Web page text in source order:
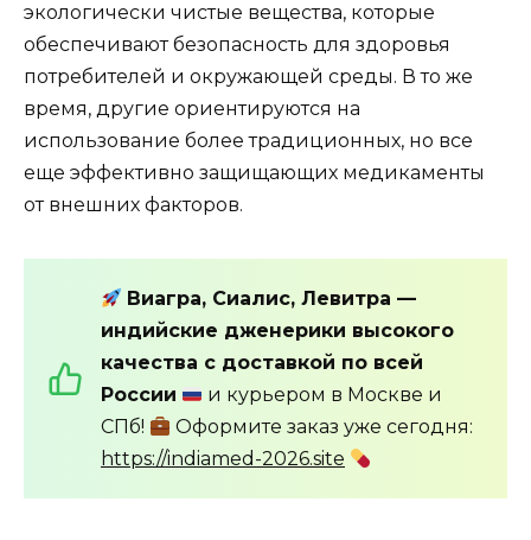
экологически чистые вещества, которые
обеспечивают безопасность для здоровья
потребителей и окружающей среды. В то же
время, другие ориентируются на
использование более традиционных, но все
еще эффективно защищающих медикаменты
от внешних факторов.
Виагра, Сиалис, Левитра —
индийские дженерики высокого
качества с доставкой по всей
России
и курьером в Москве и
СПб!
Оформите заказ уже сегодня:
https://indiamed-2026.site